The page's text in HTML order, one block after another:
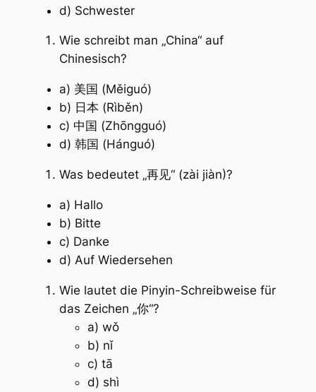
d) Schwester
Wie schreibt man „China“ auf
Chinesisch?
a) 美国 (Měiguó)
b) 日本 (Rìběn)
c) 中国 (Zhōngguó)
d) 韩国 (Hánguó)
Was bedeutet „再见“ (zài jiàn)?
a) Hallo
b) Bitte
c) Danke
d) Auf Wiedersehen
Wie lautet die Pinyin-Schreibweise für
das Zeichen „你“?
a) wǒ
b) nǐ
c) tā
d) shì